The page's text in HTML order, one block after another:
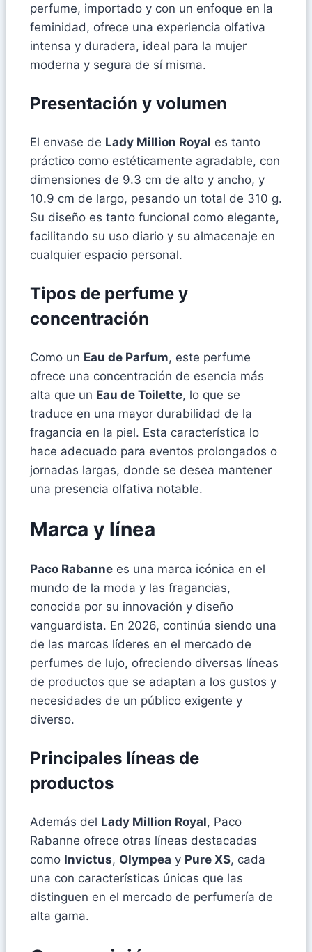
perfume, importado y con un enfoque en la
feminidad, ofrece una experiencia olfativa
intensa y duradera, ideal para la mujer
moderna y segura de sí misma.
Presentación y volumen
El envase de Lady Million Royal es tanto
práctico como estéticamente agradable, con
dimensiones de 9.3 cm de alto y ancho, y
10.9 cm de largo, pesando un total de 310 g.
Su diseño es tanto funcional como elegante,
facilitando su uso diario y su almacenaje en
cualquier espacio personal.
Tipos de perfume y
concentración
Como un Eau de Parfum, este perfume
ofrece una concentración de esencia más
alta que un Eau de Toilette, lo que se
traduce en una mayor durabilidad de la
fragancia en la piel. Esta característica lo
hace adecuado para eventos prolongados o
jornadas largas, donde se desea mantener
una presencia olfativa notable.
Marca y línea
Paco Rabanne es una marca icónica en el
mundo de la moda y las fragancias,
conocida por su innovación y diseño
vanguardista. En 2026, continúa siendo una
de las marcas líderes en el mercado de
perfumes de lujo, ofreciendo diversas líneas
de productos que se adaptan a los gustos y
necesidades de un público exigente y
diverso.
Principales líneas de
productos
Además del Lady Million Royal, Paco
Rabanne ofrece otras líneas destacadas
como Invictus, Olympea y Pure XS, cada
una con características únicas que las
distinguen en el mercado de perfumería de
alta gama.